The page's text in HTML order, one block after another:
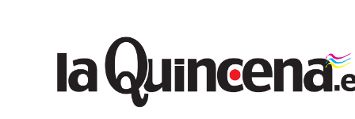
contenido